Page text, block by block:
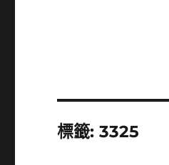
標籤:3325